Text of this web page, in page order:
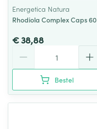
Energetica Natura
Rhodiola Complex Caps 60
€ 38,88
Bestel